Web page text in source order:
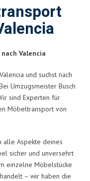
Valencia
und suchst nach
Umzugsmeister Busch
sind Experten für
Möbeltransport von
alle Aspekte deines
sicher und unversehrt
einzelne Möbelstücke
– wir haben die